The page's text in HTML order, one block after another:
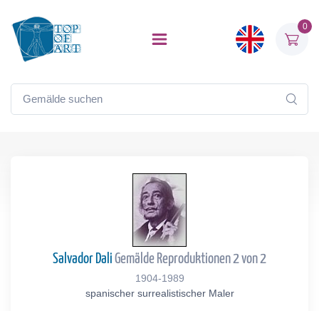
0
Salvador Dali Gemälde Reproduktionen 2 von 2
1904-1989
spanischer surrealistischer Maler